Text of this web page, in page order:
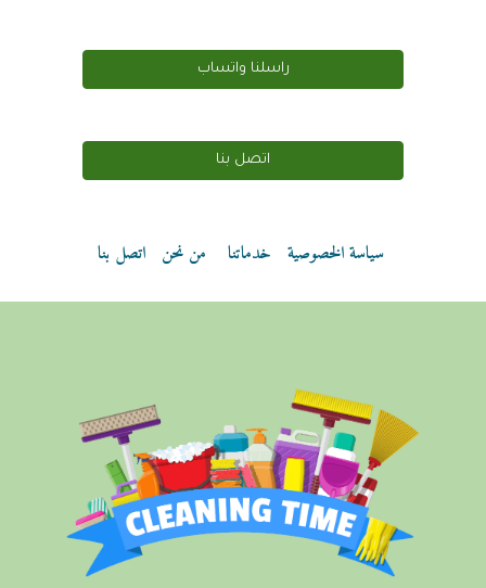
راسلنا واتساب
اتصل بنا
سياسة الخصوصية خدماتنا من نحن اتصل بنا